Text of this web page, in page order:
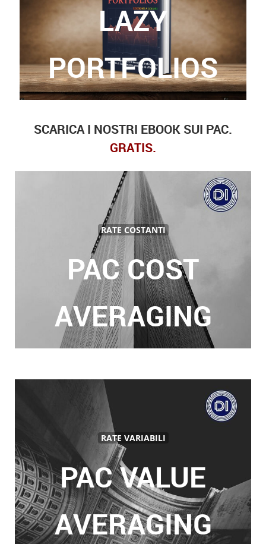
Grazie a questo libro, potrete finalmente trovare
le risposte a queste domande.
LAZY
PORTFOLIOS
SCARICA I NOSTRI EBOOK SUI PAC.
GRATIS.
RATE COSTANTI
PAC COST
AVERAGING
RATE VARIABILI
PAC VALUE
AVERAGING